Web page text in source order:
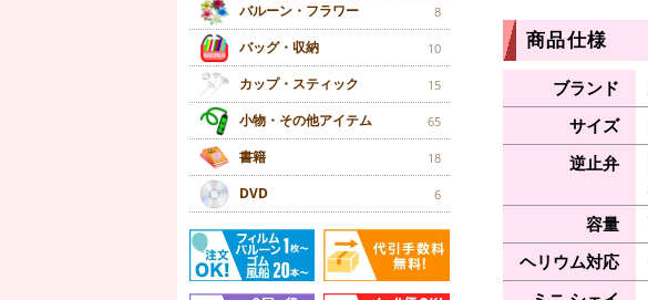
バルーン・フラワー 8
バッグ・収納 10
カップ・スティック 15
小物・その他アイテム 65
書籍 18
DVD 6
商品仕様
ブランド
サイズ
逆止弁
容量
ヘリウム対応